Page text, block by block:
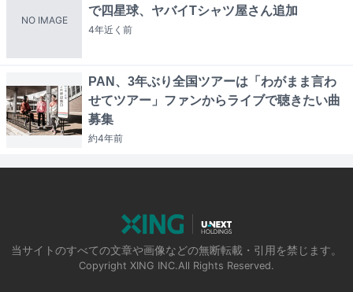
NO IMAGE
で四星球、ヤバイTシャツ屋さん追加
4年近く 前
PAN、3年ぶり全国ツアーは「わがまま言わ
せてツアー」ファンからライブで聴きたい曲
募集
約4年前
当サイトのすべての文章や画像などの無断転載・引用を禁じます。
Copyright XING INC.All Rights Reserved.